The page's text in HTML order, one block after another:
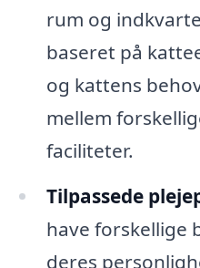
rum og
baseret på
og kattens
mellem
faciliteter.
Tilpassede
have forskellige
deres